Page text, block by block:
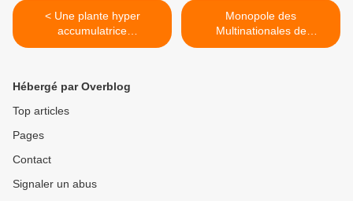
< Une plante hyper
accumulatrice
d'arsenic.........
Monopole des
Multinationales de
l'Agrochimie dans la filière
Hébergé par Overblog
Top articles
Pages
Contact
Signaler un abus